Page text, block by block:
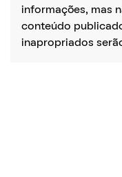
informações, mas
conteúdo
inapropriados